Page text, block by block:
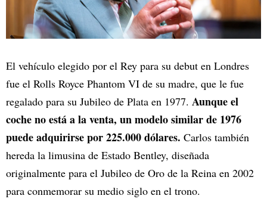
El vehículo elegido por el Rey para su debut en Londres
fue el Rolls Royce Phantom VI de su madre, que le fue
regalado para su Jubileo de Plata en 1977. Aunque el
coche no está a la venta, un modelo similar de 1976
puede adquirirse por 225.000 dólares. Carlos también
hereda la limusina de Estado Bentley, diseñada
originalmente para el Jubileo de Oro de la Reina en 2002
para conmemorar su medio siglo en el trono.